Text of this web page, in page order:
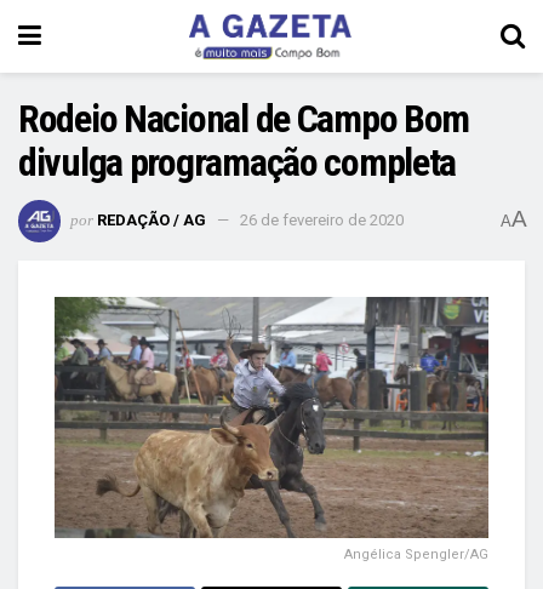
Rodeio Nacional de Campo Bom
divulga programação completa
por REDAÇÃO / AG 26 de fevereiro de 2020 AA
Angélica Spengler/AG